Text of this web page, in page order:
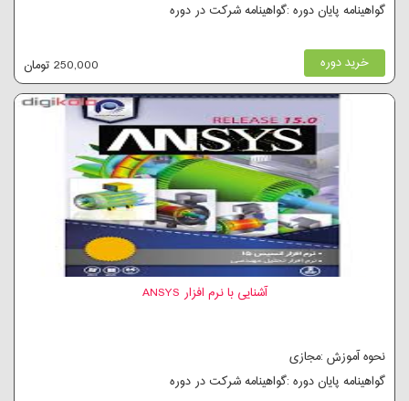
گواهینامه پایان دوره :گواهینامه شرکت در دوره
خرید دوره 250,000 تومان
آشنایی با نرم افزار ANSYS
نحوه آموزش :مجازی
گواهینامه پایان دوره :گواهینامه شرکت در دوره